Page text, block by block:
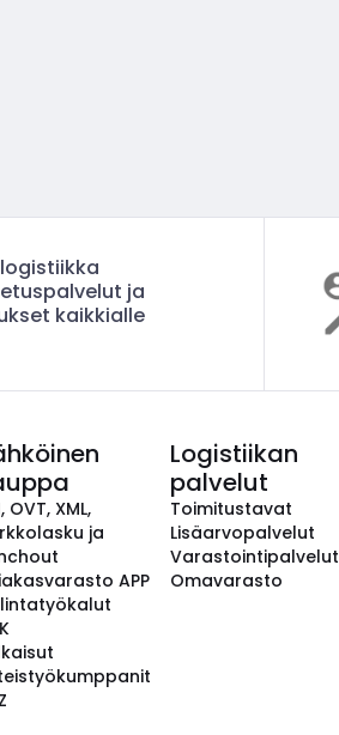
ja
kaikkialle
OVT, XML,
ja
APP
Logistiikan
palvelut
Toimitustavat
Lisäarvopalvelut
Varastointipalvelut
Omavarasto